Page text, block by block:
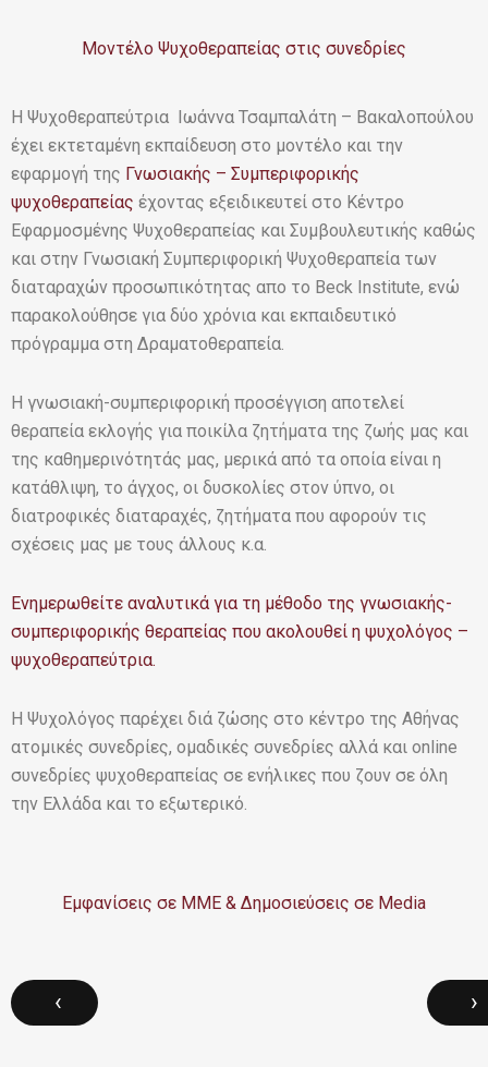
Μοντέλο Ψυχοθεραπείας στις συνεδρίες
Η Ψυχοθεραπεύτρια Ιωάννα Τσαμπαλάτη – Βακαλοπούλου
έχει εκτεταμένη εκπαίδευση στο μοντέλο και την
εφαρμογή της Γνωσιακής – Συμπεριφορικής
ψυχοθεραπείας έχοντας εξειδικευτεί στο Κέντρο
Εφαρμοσμένης Ψυχοθεραπείας και Συμβουλευτικής καθώς
και στην Γνωσιακή Συμπεριφορική Ψυχοθεραπεία των
διαταραχών προσωπικότητας απο το Beck Institute, ενώ
παρακολούθησε για δύο χρόνια και εκπαιδευτικό
πρόγραμμα στη Δραματοθεραπεία.
Η γνωσιακή-συμπεριφορική προσέγγιση αποτελεί
θεραπεία εκλογής για ποικίλα ζητήματα της ζωής μας και
της καθημερινότητάς μας, μερικά από τα οποία είναι η
κατάθλιψη, το άγχος, οι δυσκολίες στον ύπνο, οι
διατροφικές διαταραχές, ζητήματα που αφορούν τις
σχέσεις μας με τους άλλους κ.α.
Ενημερωθείτε αναλυτικά για τη μέθοδο της γνωσιακής-
συμπεριφορικής θεραπείας που ακολουθεί η ψυχολόγος –
ψυχοθεραπεύτρια.
Η Ψυχολόγος παρέχει διά ζώσης στο κέντρο της Αθήνας
ατομικές συνεδρίες, ομαδικές συνεδρίες αλλά και online
συνεδρίες ψυχοθεραπείας σε ενήλικες που ζουν σε όλη
την Ελλάδα και το εξωτερικό.
Εμφανίσεις σε ΜΜΕ & Δημοσιεύσεις σε Media
‹ ›